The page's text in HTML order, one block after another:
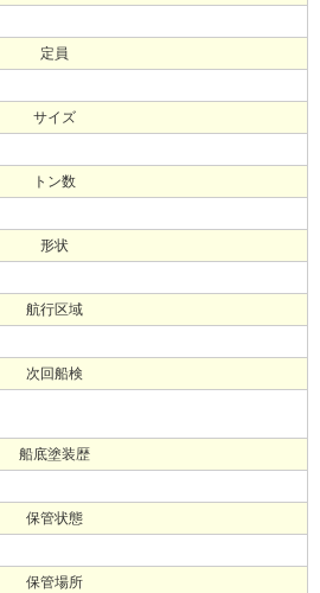
定員
サイズ
トン数
形状
航行区域
次回船検
船底塗装歴
保管状態
保管場所